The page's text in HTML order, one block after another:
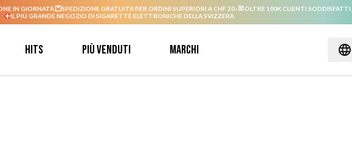
IN GIORNATA. SPEDIZIONE GRATUITA PER ORDINI SUPERIORI A CHF 20.-
OLTRE 100K CLIENTI SODDISFATTI.
IL PIÙ GRANDE NEGOZIO DI SIGARETTE ELETTRONICHE DELLA SVIZZERA.
Hits Più venduti Marchi